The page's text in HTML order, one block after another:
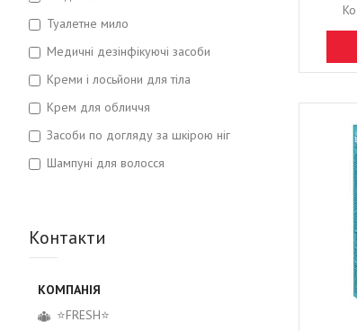
Туалетне мило
Медичні дезінфікуючі засоби
Креми і лосьйони для тіла
Крем для обличчя
Засоби по догляду за шкірою ніг
Шампуні для волосся
Контакти
⭐FRESH⭐